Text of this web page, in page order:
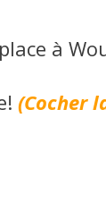
à
(Cocher